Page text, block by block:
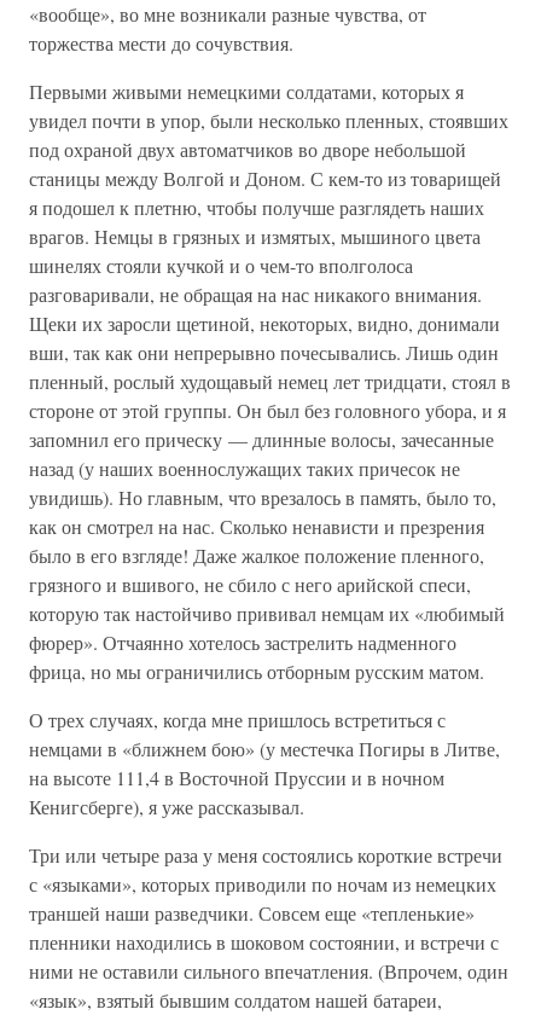
«вообще», во мне возникали разные чувства, от
торжества мести до сочувствия.
Первыми живыми немецкими солдатами, которых я
увидел почти в упор, были несколько пленных, стоявших
под охраной двух автоматчиков во дворе небольшой
станицы между Волгой и Доном. С кем-то из товарищей
я подошел к плетню, чтобы получше разглядеть наших
врагов. Немцы в грязных и измятых, мышиного цвета
шинелях стояли кучкой и о чем-то вполголоса
разговаривали, не обращая на нас никакого внимания.
Щеки их заросли щетиной, некоторых, видно, донимали
вши, так как они непрерывно почесывались. Лишь один
пленный, рослый худощавый немец лет тридцати, стоял в
стороне от этой группы. Он был без головного убора, и я
запомнил его прическу — длинные волосы, зачесанные
назад (у наших военнослужащих таких причесок не
увидишь). Но главным, что врезалось в память, было то,
как он смотрел на нас. Сколько ненависти и презрения
было в его взгляде! Даже жалкое положение пленного,
грязного и вшивого, не сбило с него арийской спеси,
которую так настойчиво прививал немцам их «любимый
фюрер». Отчаянно хотелось застрелить надменного
фрица, но мы ограничились отборным русским матом.
О трех случаях, когда мне пришлось встретиться с
немцами в «ближнем бою» (у местечка Погиры в Литве,
на высоте 111,4 в Восточной Пруссии и в ночном
Кенигсберге), я уже рассказывал.
Три или четыре раза у меня состоялись короткие встречи
с «языками», которых приводили по ночам из немецких
траншей наши разведчики. Совсем еще «тепленькие»
пленники находились в шоковом состоянии, и встречи с
ними не оставили сильного впечатления. (Впрочем, один
«язык», взятый бывшим солдатом нашей батареи,